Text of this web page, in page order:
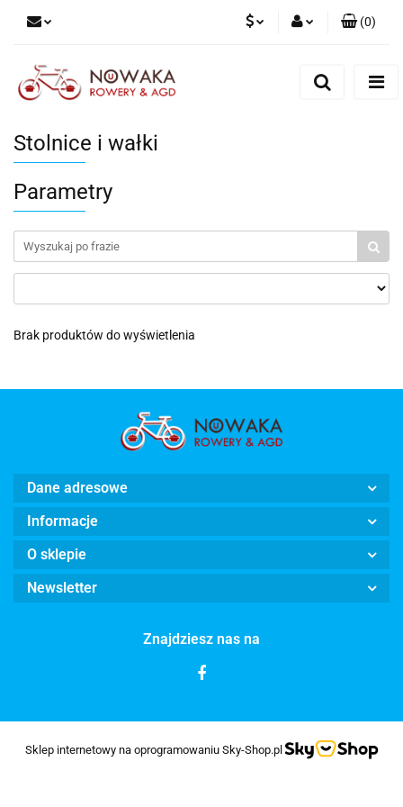
(0)
Stolnice i wałki
Parametry
Brak produktów do wyświetlenia
Dane adresowe
Informacje
O sklepie
Newsletter
Znajdziesz nas na
Sklep internetowy na oprogramowaniu Sky-Shop.pl